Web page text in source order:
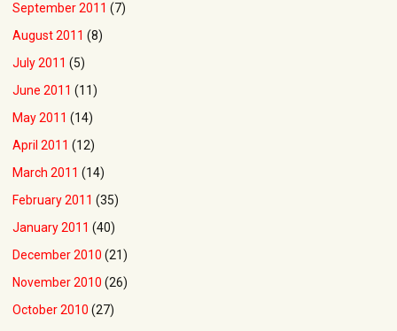
September 2011 (7)
August 2011 (8)
July 2011 (5)
June 2011 (11)
May 2011 (14)
April 2011 (12)
March 2011 (14)
February 2011 (35)
January 2011 (40)
December 2010 (21)
November 2010 (26)
October 2010 (27)